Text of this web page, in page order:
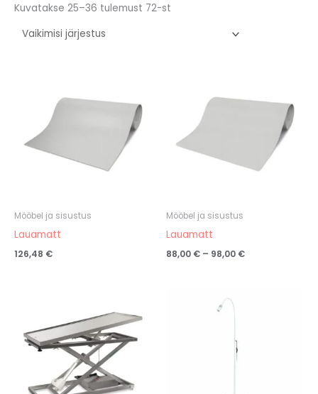
Kuvatakse 25–36 tulemust 72-st
Mööbel ja sisustus
Lauamatt
126,48 €
Mööbel ja sisustus
Lauamatt
88,00 € – 98,00 €
98,00 €